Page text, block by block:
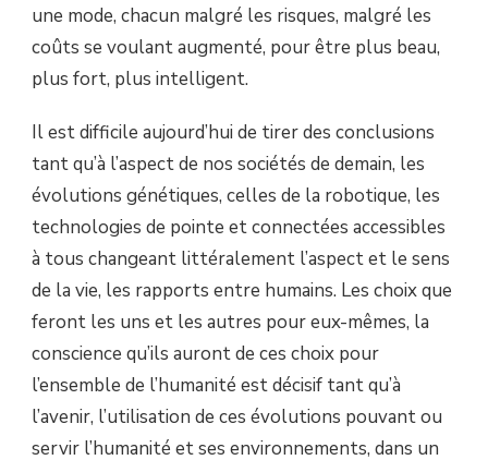
une mode, chacun malgré les risques, malgré les
coûts se voulant augmenté, pour être plus beau,
plus fort, plus intelligent.
Il est difficile aujourd’hui de tirer des conclusions
tant qu’à l’aspect de nos sociétés de demain, les
évolutions génétiques, celles de la robotique, les
technologies de pointe et connectées accessibles
à tous changeant littéralement l’aspect et le sens
de la vie, les rapports entre humains. Les choix que
feront les uns et les autres pour eux-mêmes, la
conscience qu’ils auront de ces choix pour
l’ensemble de l’humanité est décisif tant qu’à
l’avenir, l’utilisation de ces évolutions pouvant ou
servir l’humanité et ses environnements, dans un